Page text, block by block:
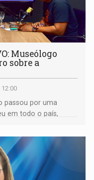
Museólogo
sobre a
passou por uma
em todo o país,